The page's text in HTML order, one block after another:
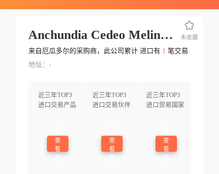
Anchundia Cedeo Melina Roseleth
来自厄瓜多尔的采购商，此公司累计 进口有 1 笔交易
地址：-
近三年TOP3
进口交易产品
查
看
近三年TOP3
进口交易伙伴
查
看
近三年TOP3
进口贸易国家
查
看
未收藏